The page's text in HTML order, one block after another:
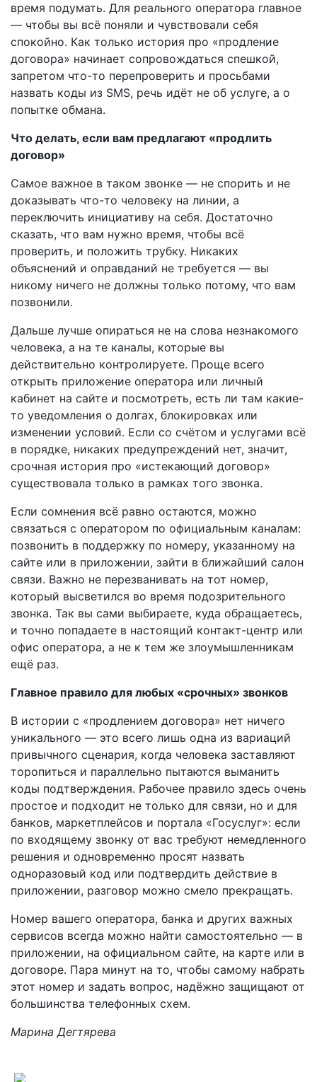
время подумать. Для реального оператора главное
— чтобы вы всё поняли и чувствовали себя
спокойно. Как только история про «продление
договора» начинает сопровождаться спешкой,
запретом что-то перепроверить и просьбами
назвать коды из SMS, речь идёт не об услуге, а о
попытке обмана.
Что делать, если вам предлагают «продлить
договор»
Самое важное в таком звонке — не спорить и не
доказывать что-то человеку на линии, а
переключить инициативу на себя. Достаточно
сказать, что вам нужно время, чтобы всё
проверить, и положить трубку. Никаких
объяснений и оправданий не требуется — вы
никому ничего не должны только потому, что вам
позвонили.
Дальше лучше опираться не на слова незнакомого
человека, а на те каналы, которые вы
действительно контролируете. Проще всего
открыть приложение оператора или личный
кабинет на сайте и посмотреть, есть ли там какие-
то уведомления о долгах, блокировках или
изменении условий. Если со счётом и услугами всё
в порядке, никаких предупреждений нет, значит,
срочная история про «истекающий договор»
существовала только в рамках того звонка.
Если сомнения всё равно остаются, можно
связаться с оператором по официальным каналам:
позвонить в поддержку по номеру, указанному на
сайте или в приложении, зайти в ближайший салон
связи. Важно не перезванивать на тот номер,
который высветился во время подозрительного
звонка. Так вы сами выбираете, куда обращаетесь,
и точно попадаете в настоящий контакт-центр или
офис оператора, а не к тем же злоумышленникам
ещё раз.
Главное правило для любых «срочных» звонков
В истории с «продлением договора» нет ничего
уникального — это всего лишь одна из вариаций
привычного сценария, когда человека заставляют
торопиться и параллельно пытаются выманить
коды подтверждения. Рабочее правило здесь очень
простое и подходит не только для связи, но и для
банков, маркетплейсов и портала «Госуслуг»: если
по входящему звонку от вас требуют немедленного
решения и одновременно просят назвать
одноразовый код или подтвердить действие в
приложении, разговор можно смело прекращать.
Номер вашего оператора, банка и других важных
сервисов всегда можно найти самостоятельно — в
приложении, на официальном сайте, на карте или в
договоре. Пара минут на то, чтобы самому набрать
этот номер и задать вопрос, надёжно защищают от
большинства телефонных схем.
Марина Дегтярева